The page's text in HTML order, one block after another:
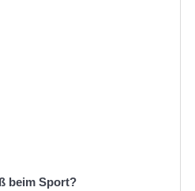
beim Sport?